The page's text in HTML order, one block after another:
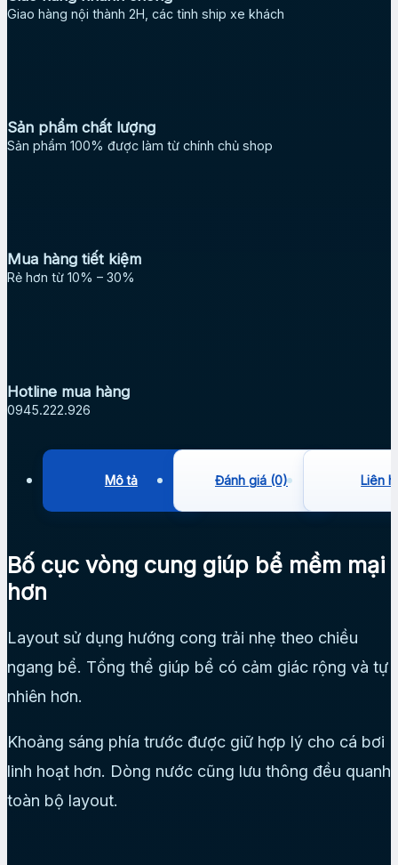
Giao hàng nội thành 2H, các tỉnh ship xe khách
Sản phẩm chất lượng
Sản phẩm 100% được làm từ chính chủ shop
Mua hàng tiết kiệm
Rẻ hơn từ 10% – 30%
Hotline mua hàng
0945.222.926
Mô tả Đánh giá (0) Liên
Bố cục vòng cung giúp bể mềm mại
hơn
Layout sử dụng hướng cong trải nhẹ theo chiều
ngang bể. Tổng thể giúp bể có cảm giác rộng và tự
nhiên hơn.
Khoảng sáng phía trước được giữ hợp lý cho cá bơi
linh hoạt hơn. Dòng nước cũng lưu thông đều quanh
toàn bộ layout.